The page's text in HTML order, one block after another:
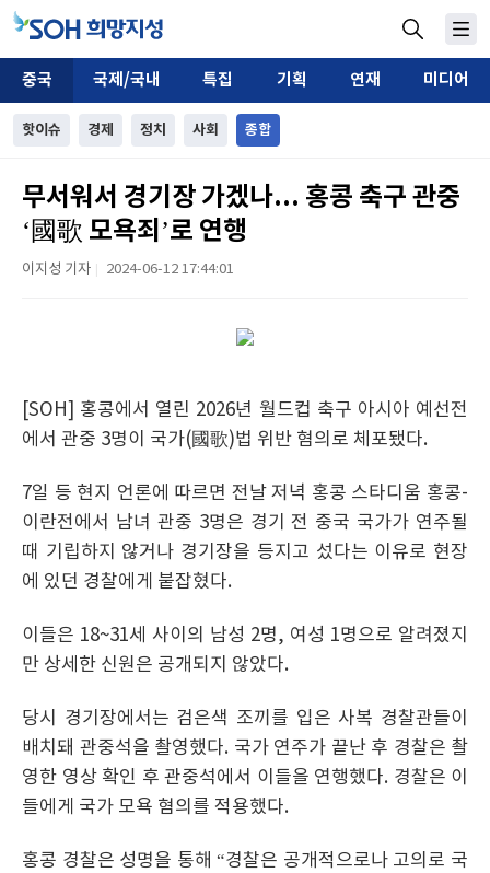
중국 국제/국내 특집 기획 연재 미디어
핫이슈 경제 정치 사회 종합
무서워서 경기장 가겠나... 홍콩 축구 관중
‘國歌 모욕죄’로 연행
이지성 기자 2024-06-12 17:44:01
[SOH] 홍콩에서 열린 2026년 월드컵 축구 아시아 예선전
에서 관중 3명이 국가(國歌)법 위반 혐의로 체포됐다.
7일 등 현지 언론에 따르면 전날 저녁 홍콩 스타디움 홍콩-
이란전에서 남녀 관중 3명은 경기 전 중국 국가가 연주될
때 기립하지 않거나 경기장을 등지고 섰다는 이유로 현장
에 있던 경찰에게 붙잡혔다.
이들은 18~31세 사이의 남성 2명, 여성 1명으로 알려졌지
만 상세한 신원은 공개되지 않았다.
당시 경기장에서는 검은색 조끼를 입은 사복 경찰관들이
배치돼 관중석을 촬영했다. 국가 연주가 끝난 후 경찰은 촬
영한 영상 확인 후 관중석에서 이들을 연행했다. 경찰은 이
들에게 국가 모욕 혐의를 적용했다.
홍콩 경찰은 성명을 통해 “경찰은 공개적으로나 고의로 국